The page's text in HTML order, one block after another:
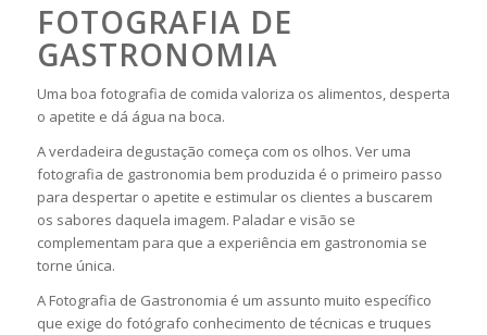
FOTOGRAFIA DE
GASTRONOMIA
Uma boa fotografia de comida valoriza os alimentos, desperta
o apetite e dá água na boca.
A verdadeira degustação começa com os olhos. Ver uma
fotografia de gastronomia bem produzida é o primeiro passo
para despertar o apetite e estimular os clientes a buscarem
os sabores daquela imagem. Paladar e visão se
complementam para que a experiência em gastronomia se
torne única.
A Fotografia de Gastronomia é um assunto muito específico
que exige do fotógrafo conhecimento de técnicas e truques